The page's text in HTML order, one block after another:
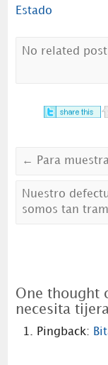
Estado
No related
← Para
Nuestro
somos tan
One thought
necesita
Pingback: